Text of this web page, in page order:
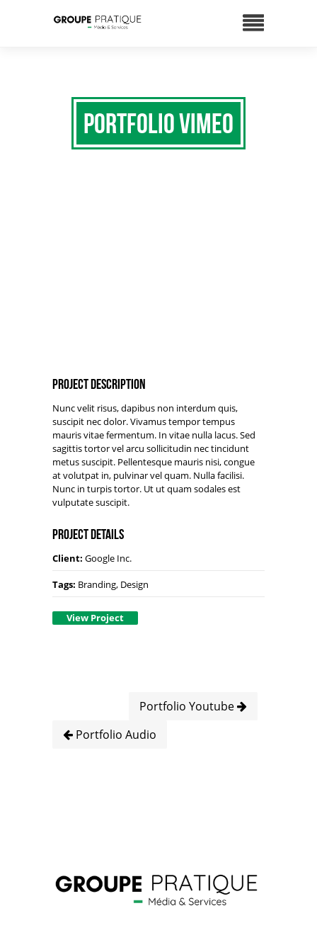
Portfolio Vimeo
Project Description
Nunc velit risus, dapibus non interdum quis,
suscipit nec dolor. Vivamus tempor tempus
mauris vitae fermentum. In vitae nulla lacus. Sed
sagittis tortor vel arcu sollicitudin nec tincidunt
metus suscipit. Pellentesque mauris nisi, congue
at volutpat in, pulvinar vel quam. Nulla facilisi.
Nunc in turpis tortor. Ut ut quam sodales est
vulputate suscipit.
Project Details
Client: Google Inc.
Tags: Branding, Design
View Project
Portfolio Youtube
Portfolio Audio